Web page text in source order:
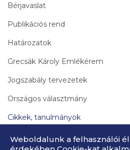
Bérjavaslat
Publikációs rend
Határozatok
Grecsák Károly Emlékérem
Jogszabály tervezetek
Országos választmány
Cikkek, tanulmányok
Bírák Lapja Archívum
Weboldalunk a felhasználói